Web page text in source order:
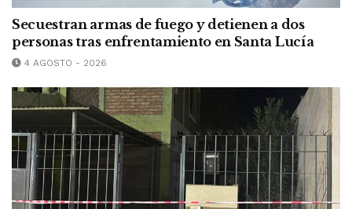
Secuestran armas de fuego y detienen a dos
personas tras enfrentamiento en Santa Lucía
4 AGOSTO - 2026